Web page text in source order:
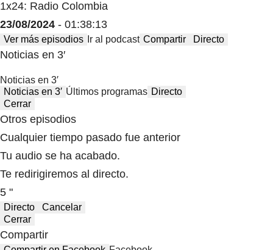
1x24: Radio Colombia
23/08/2024 - 01:38:13
Ver más episodios Ir al podcast Compartir Directo
Noticias en 3′
Noticias en 3′
Noticias en 3′ Últimos programas Directo
Cerrar
Otros episodios
Cualquier tiempo pasado fue anterior
Tu audio se ha acabado.
Te redirigiremos al directo.
5 "
Directo
Cancelar
Cerrar
Compartir